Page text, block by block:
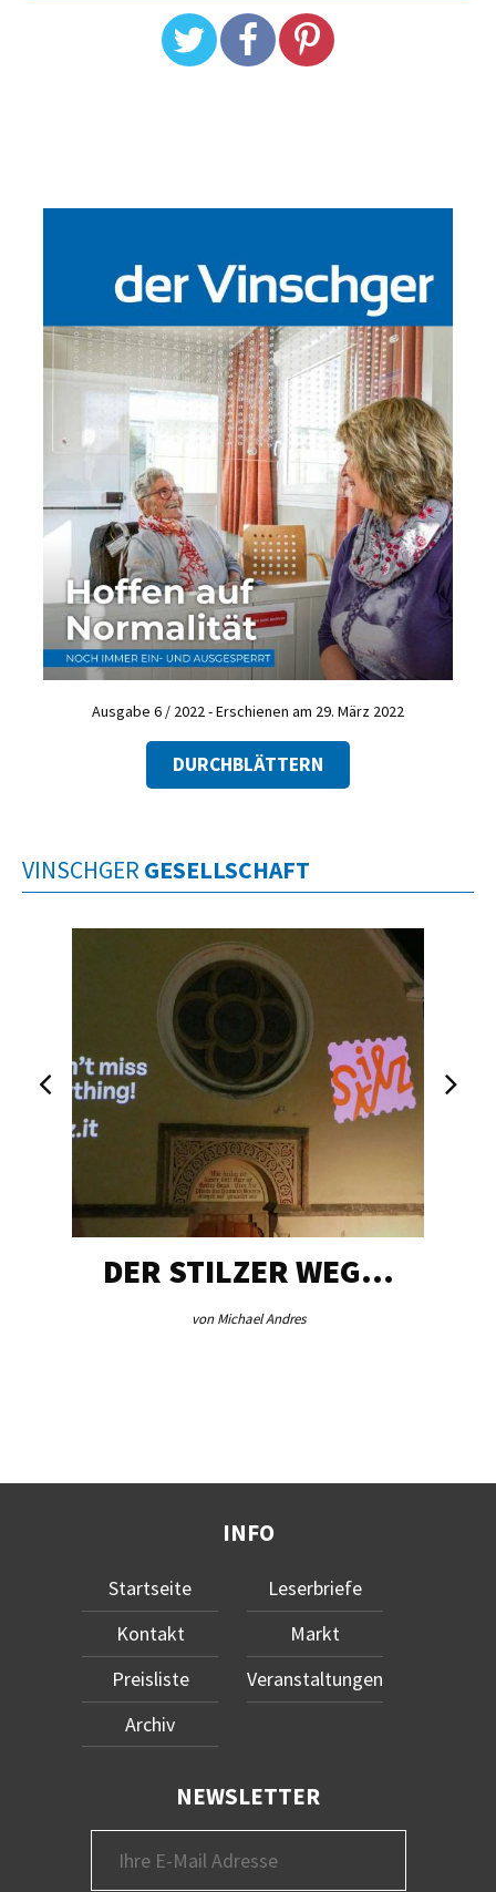
Ausgabe 6 / 2022 - Erschienen am 29. März 2022
DURCHBLÄTTERN
VINSCHGER GESELLSCHAFT
DER STILZER WEG…
von Michael Andres
INFO
Startseite
Kontakt
Preisliste
Archiv
Leserbriefe
Markt
Veranstaltungen
NEWSLETTER